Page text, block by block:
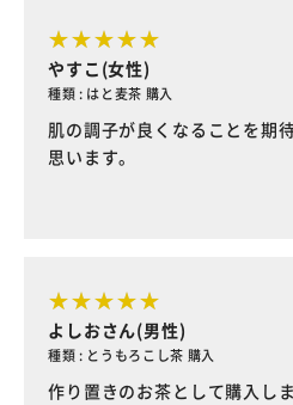
やすこ(女性)
種類 : はと麦茶 購入
肌の調子が良くなることを期
思います。
よしおさん(男性)
種類 : とうもろこし茶 購入
作り置きのお茶として購入し